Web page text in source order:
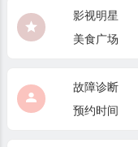
影视明星
美食广场
故障诊断
预约时间